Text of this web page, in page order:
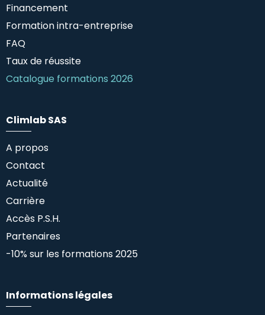
Financement
Formation intra-entreprise
FAQ
Taux de réussite
Catalogue formations 2026
Climlab SAS
A propos
Contact
Actualité
Carrière
Accès P.S.H.
Partenaires
-10% sur les formations 2025
Informations légales